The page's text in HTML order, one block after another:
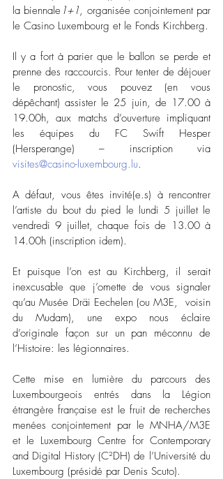
la biennale 1+1, organisée conjointement par
Il y a fort à parier que le ballon se perde et
prenne des raccourcis. Pour tenter de déjouer
le pronostic, vous pouvez (en vous
dépêchant) assister le 25 juin, de 17.00 à
19.00h, aux matchs d’ouverture impliquant
les équipes du FC Swift Hesper
visites@casino-luxembourg.lu.
A défaut, vous êtes invité(e.s) à rencontrer
l’artiste du bout du pied le lundi 5 juillet le
vendredi 9 juillet, chaque fois de 13.00 à
14.00h (inscription idem).
Et puisque l’on est au Kirchberg, il serait
inexcusable que j’omette de vous signaler
qu’au Musée Dräi Eechelen (ou M3E,  voisin
du Mudam), une expo nous éclaire
d’originale façon sur un pan méconnu de
l’Histoire: les légionnaires.
Cette mise en lumière du parcours des
Luxembourgeois entrés dans la Légion
étrangère française est le fruit de recherches
menées conjointement par le MNHA/M3E
et le Luxembourg Centre for Contemporary
and Digital History (C²DH) de l’Université du
Luxembourg (présidé par Denis Scuto).